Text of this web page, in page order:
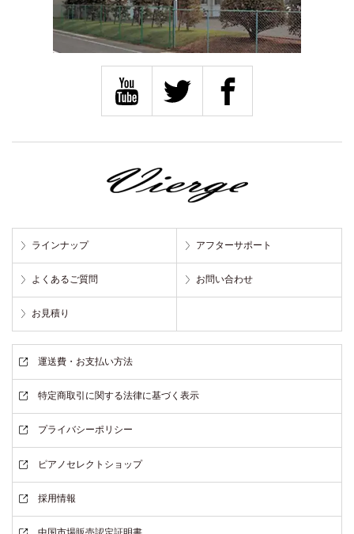
ラインナップ アフターサポート
よくあるご質問 お問い合わせ
お見積り
運送費・お支払い方法
特定商取引に関する法律に基づく表示
プライバシーポリシー
ピアノセレクトショップ
採用情報